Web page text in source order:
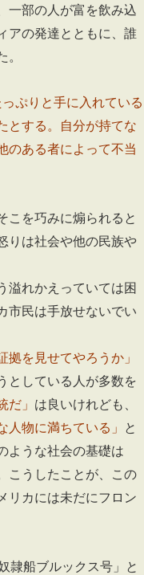
一部の人が富を飲み込
アの発達とともに、誰
。
ぷりと手に入れている
とする。自分が持てな
のある者によって不当
こを巧みに煽られると
りは社会や他の民族や
溢れかえっていては困
市民は手放せないでい
拠を見せてやろうか」
としている人が多数を
だ」 は良いけれども、
人物に満ちている」
と
ような社会の基礎は
こうしたことが、この
リカには未だにフロン
隷船ブルックス号」と